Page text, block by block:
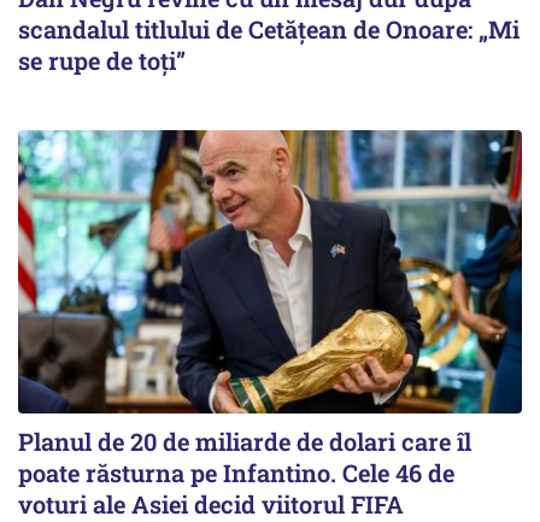
scandalul titlului de Cetățean de Onoare: „Mi
se rupe de toți”
Planul de 20 de miliarde de dolari care îl
poate răsturna pe Infantino. Cele 46 de
voturi ale Asiei decid viitorul FIFA